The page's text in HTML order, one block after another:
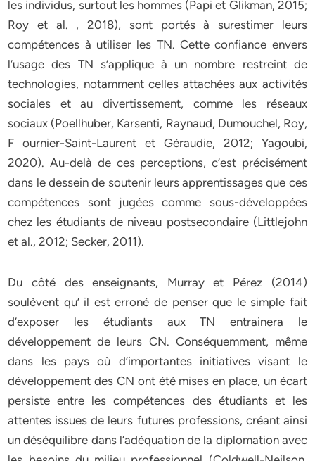
les individus, surtout les hommes (Papi et Glikman, 2015;
Roy et al. , 2018), sont portés à surestimer leurs
compétences à utiliser les TN. Cette confiance envers
l’usage des TN s’applique à un nombre restreint de
technologies, notamment celles attachées aux activités
sociales et au divertissement, comme les réseaux
sociaux (Poellhuber, Karsenti, Raynaud, Dumouchel, Roy,
F ournier-Saint-Laurent et Géraudie, 2012; Yagoubi,
2020). Au-delà de ces perceptions, c’est précisément
dans le dessein de soutenir leurs apprentissages que ces
compétences sont jugées comme sous-développées
chez les étudiants de niveau postsecondaire (Littlejohn
et al., 2012; Secker, 2011).
Du côté des enseignants, Murray et Pérez (2014)
soulèvent qu’ il est erroné de penser que le simple fait
d’exposer les étudiants aux TN entrainera le
développement de leurs CN. Conséquemment, même
dans les pays où d’importantes initiatives visant le
développement des CN ont été mises en place, un écart
persiste entre les compétences des étudiants et les
attentes issues de leurs futures professions, créant ainsi
un déséquilibre dans l’adéquation de la diplomation avec